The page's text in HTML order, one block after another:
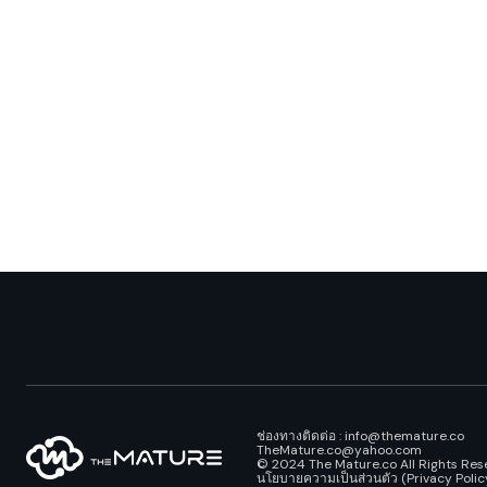
ช่องทางติดต่อ : info@themature.co
TheMature.co@yahoo.com
© 2024 The Mature.co All Rights
นโยบายความเป็นส่วนตัว (Privacy